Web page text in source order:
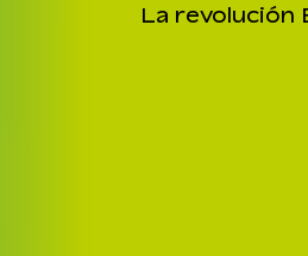
La revolución